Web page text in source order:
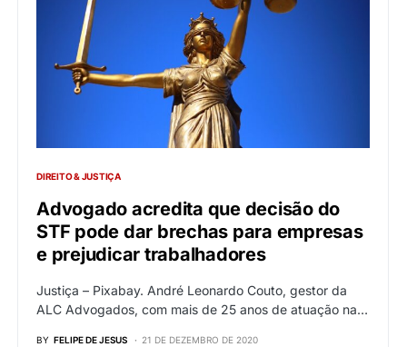
DIREITO & JUSTIÇA
Advogado acredita que decisão do
STF pode dar brechas para empresas
e prejudicar trabalhadores
Justiça – Pixabay. André Leonardo Couto, gestor da
ALC Advogados, com mais de 25 anos de atuação na…
BY FELIPE DE JESUS 21 DE DEZEMBRO DE 2020